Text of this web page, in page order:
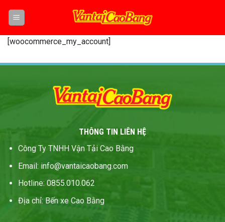
[woocommerce_my_account]
THÔNG TIN LIÊN HỆ
Công Ty TNHH Vận Tải Cao Bằng
Email: info@vantaicaobang.com
Hotline: 0855.010.062
Địa chỉ: Bến xe Cao Bằng